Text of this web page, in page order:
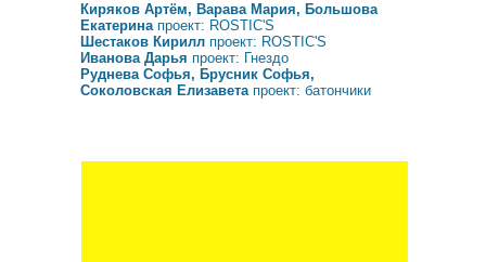
Киряков Артём, Варава Мария, Большова
Екатеринапроект: ROSTIC'S
Шестаков Кирилл проект: ROSTIC'S
Иванова Дарья проект: Гнездо
Руднева Софья, Брусник Софья,
Соколовская Елизавета проект: батончики